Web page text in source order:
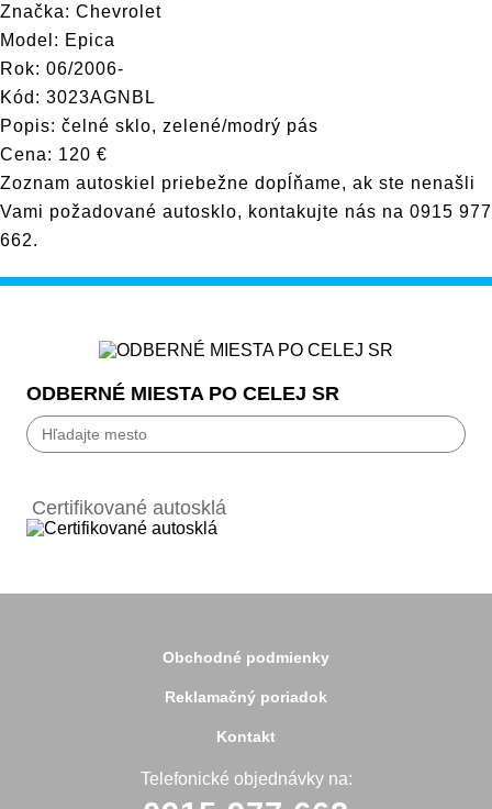
Značka: Chevrolet
Model: Epica
Rok: 06/2006-
Kód: 3023AGNBL
Popis: čelné sklo, zelené/modrý pás
Cena: 120 €
Zoznam autoskiel priebežne dopĺňame, ak ste nenašli
Vami požadované autosklo, kontakujte nás na 0915 977
662.
ODBERNÉ MIESTA PO CELEJ SR
Bardejov
Beluša
Čadca
Certifikované autosklá
Obchodné podmienky
Reklamačný poriadok
Kontakt
Telefonické objednávky na: